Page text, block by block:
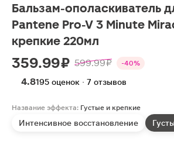
Бальзам-ополаскиватель
Pantene Pro-V 3 Minute
крепкие 220мл
359.99 ₽ 599.99 ₽ -40%
4.8195 оценок · 7 отзывов
Название эффекта: Густые и крепкие
Интенсивное восстановление